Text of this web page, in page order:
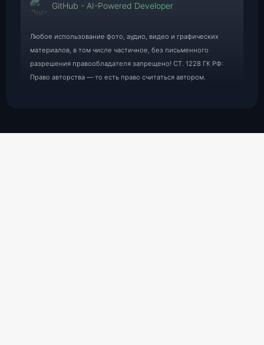
GitHub - AI-Powered Developer
Любое использование фото, аудио, видео и графических
материалов, в том числе частичное, без письменного
разрешения правообладателя запрещено! СТ. 1228 ГК РФ:
Право авторства — то есть право считаться автором.